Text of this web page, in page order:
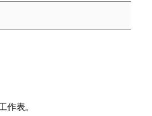
作表。